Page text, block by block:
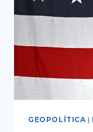
LA
LA
DEL
GEOPOLÍTICA |